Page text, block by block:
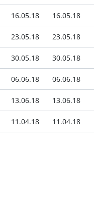
16.05.18 16.05.18
23.05.18 23.05.18
30.05.18 30.05.18
06.06.18 06.06.18
13.06.18 13.06.18
11.04.18 11.04.18